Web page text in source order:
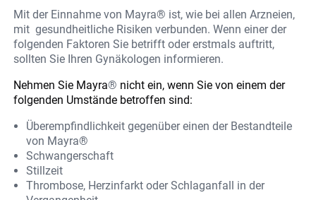
Mit der Einnahme von Mayra® ist, wie bei allen Arzneien,
mit gesundheitliche Risiken verbunden. Wenn einer der
folgenden Faktoren Sie betrifft oder erstmals auftritt,
sollten Sie Ihren Gynäkologen informieren.
Nehmen Sie Mayra® nicht ein, wenn Sie von einem der
folgenden Umstände betroffen sind:
Überempfindlichkeit gegenüber einen der Bestandteile
von Mayra®
Schwangerschaft
Stillzeit
Thrombose, Herzinfarkt oder Schlaganfall in der